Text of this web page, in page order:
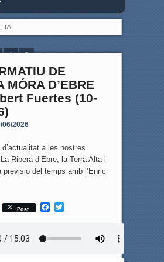
IA
1 2
DE
MÓRA D’EBRE
Fuertes (10-
06/2026
a les nostres
Ribera d’Ebre, la Terra Alta i
previsió del temps amb l’Enric
Post
F
T